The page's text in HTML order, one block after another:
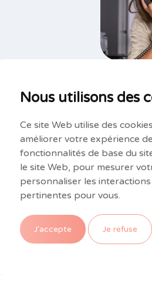
Nous utilisons des
Ce site Web utilise des
améliorer votre expérience
fonctionnalités de base du
le site Web, pour mesurer
personnaliser les
pertinentes pour vous.
J'accepte Je refuse
Abonneren op onze nieuwsbrief